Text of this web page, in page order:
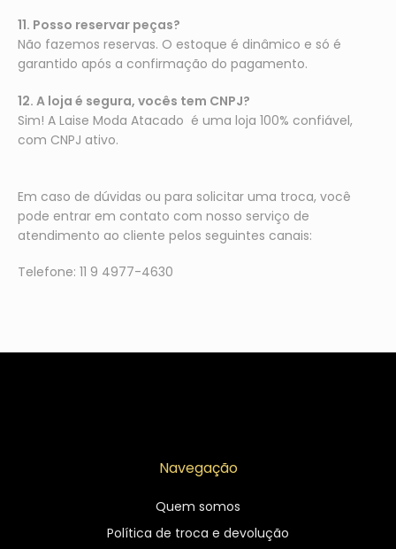
11. Posso reservar peças?
Não fazemos reservas. O estoque é dinâmico e só é
garantido após a confirmação do pagamento.
12. A loja é segura, vocês tem CNPJ?
Sim! A Laise Moda Atacado é uma loja 100% confiável,
com CNPJ ativo.
Em caso de dúvidas ou para solicitar uma troca, você
pode entrar em contato com nosso serviço de
atendimento ao cliente pelos seguintes canais:
Telefone: 11 9 4977-4630
Navegação
Quem somos
Política de troca e devolução